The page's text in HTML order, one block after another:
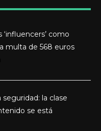
como
multa de 568 euros
la clase
se está